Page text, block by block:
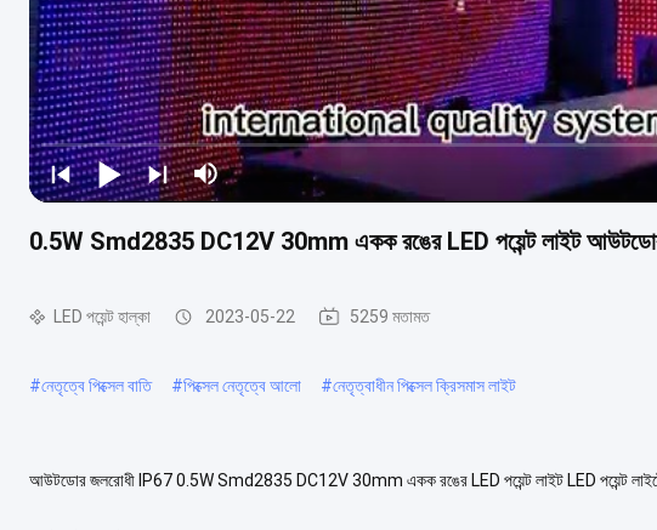
0.5W Smd2835 DC12V 30mm একক রঙের LED পয়েন্ট লাইট
LED পয়েন্ট হাল্কা 2023-05-22 5259 মতামত
#নেতৃত্বে পিক্সেল বাতি #পিক্সেল নেতৃত্বে আলো #নেতৃত্বাধীন পিক্সেল ক্রিসমাস লাইট
আউটডোর জলরোধী IP67 0.5W Smd2835 DC12V 30mm একক রঙের LED পয়েন্ট লাইট LED পয়েন্ট